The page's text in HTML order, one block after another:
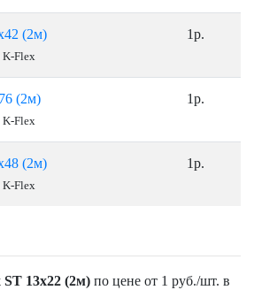
(2м)
K-Flex
1р.
(2м)
K-Flex
1р.
(2м)
K-Flex
1р.
13х22 (2м) по цене от 1 руб./шт. в